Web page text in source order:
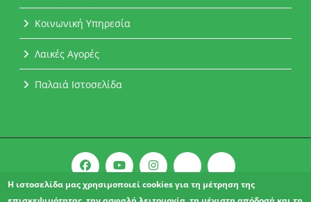
Κοινωνική Υπηρεσία
Λαικές Αγορές
Παλαιά Ιστοσελίδα
Η ιστοσελίδα μας χρησιμοποιεί cookies για τη μέτρηση της